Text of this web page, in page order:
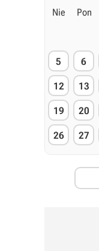
Nie Pon
5 6
12 13
19 20
26 27